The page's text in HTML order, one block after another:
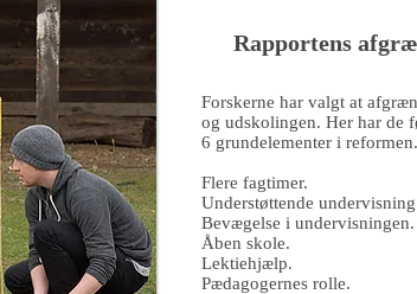
Rapportens
Forskerne har valgt at
og udskolingen. Her har de
6 grundelementer i
Flere fagtimer.
Understøttende
Bevægelse i undervisningen.
Åben skole.
Lektiehjælp.
Pædagogernes rolle.